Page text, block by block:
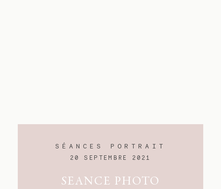
SÉANCES PORTRAIT
20 SEPTEMBRE 2021
SEANCE PHOTO